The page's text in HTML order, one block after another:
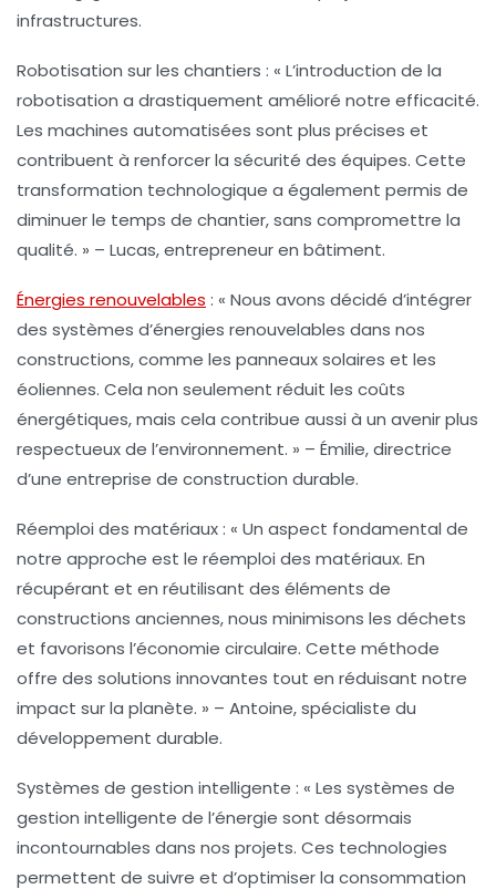
infrastructures.
Robotisation sur les chantiers : « L’introduction de la
robotisation a drastiquement amélioré notre efficacité.
Les machines automatisées sont plus précises et
contribuent à renforcer la sécurité des équipes. Cette
transformation technologique a également permis de
diminuer le temps de chantier, sans compromettre la
qualité. » – Lucas, entrepreneur en bâtiment.
Énergies renouvelables : « Nous avons décidé d’intégrer
des systèmes d’énergies renouvelables dans nos
constructions, comme les panneaux solaires et les
éoliennes. Cela non seulement réduit les coûts
énergétiques, mais cela contribue aussi à un avenir plus
respectueux de l’environnement. » – Émilie, directrice
d’une entreprise de construction durable.
Réemploi des matériaux : « Un aspect fondamental de
notre approche est le réemploi des matériaux. En
récupérant et en réutilisant des éléments de
constructions anciennes, nous minimisons les déchets
et favorisons l’économie circulaire. Cette méthode
offre des solutions innovantes tout en réduisant notre
impact sur la planète. » – Antoine, spécialiste du
développement durable.
Systèmes de gestion intelligente : « Les systèmes de
gestion intelligente de l’énergie sont désormais
incontournables dans nos projets. Ces technologies
permettent de suivre et d’optimiser la consommation